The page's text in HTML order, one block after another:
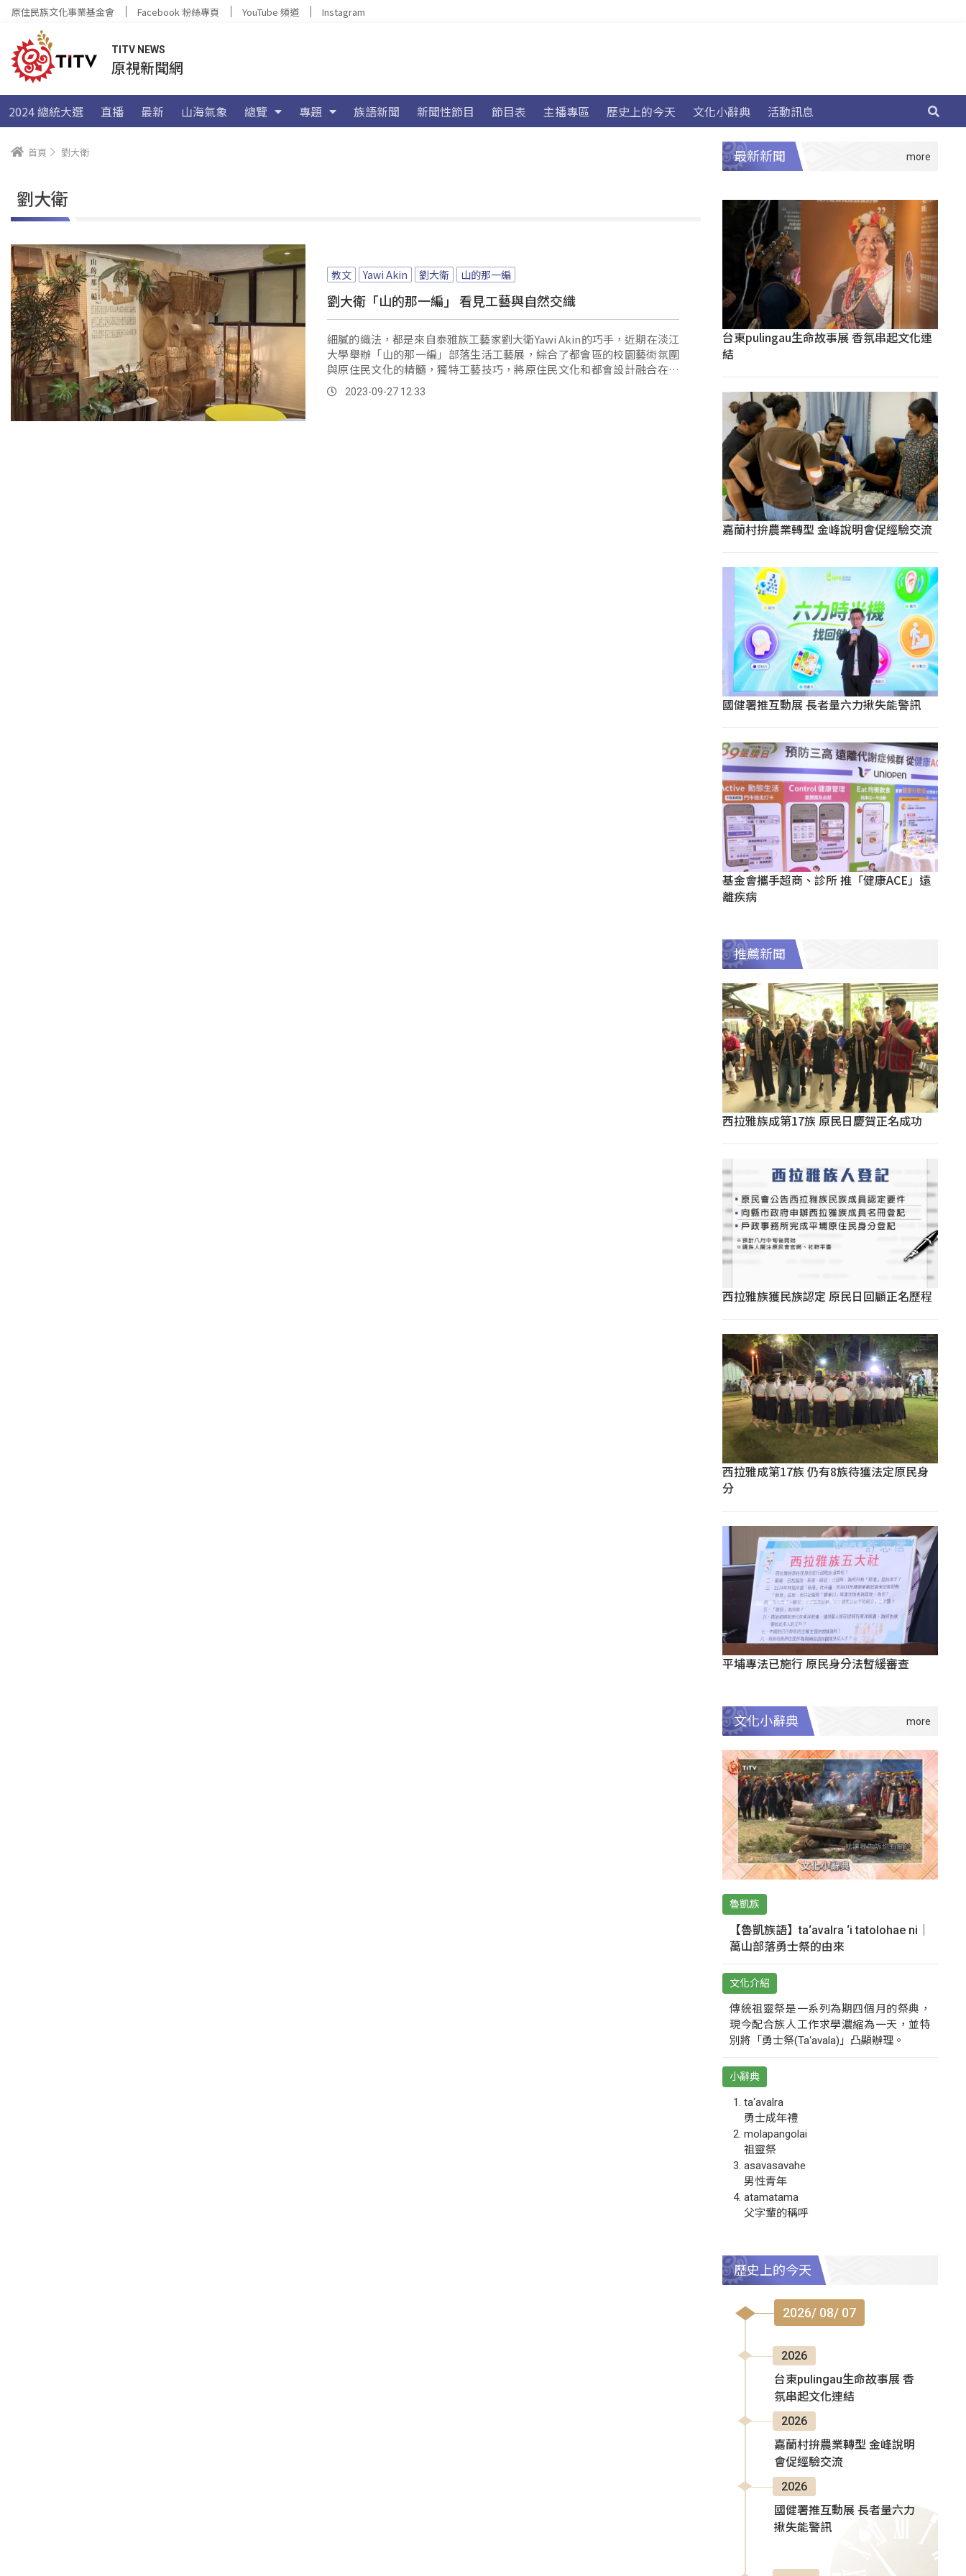
原住民族文化事業基金會 Facebook 粉絲專頁 YouTube 頻道 Instagram
TITV NEWS
原視新聞網
2024 總統大選 直播 最新 山海氣象 總覽 專題 族語新聞 新聞性節目 節目表 主播專區 歷史上的今天 文化小辭典 活動訊息
首頁 劉大衛
劉大衛
教文 Yawi Akin 劉大衛 山的那一編
劉大衛「山的那一編」 看見工藝與自然交織
細膩的織法，都是來自泰雅族工藝家劉大衛Yawi Akin的巧手，近期在淡江
大學舉辦「山的那一編」部落生活工藝展，綜合了都會區的校園藝術氛圍
與原住民文化的精髓，獨特工藝技巧，將原住民文化和都會設計融合在一
起。2023-09-27 12:33
最新新聞
台東pulingau生命故事展 香氛串起文化連
結
嘉蘭村拚農業轉型 金峰說明會促經驗交流
國健署推互動展 長者量六力揪失能警訊
基金會攜手超商、診所 推「健康ACE」遠
離疾病
推薦新聞
西拉雅族成第17族 原民日慶賀正名成功
西拉雅族獲民族認定 原民日回顧正名歷程
西拉雅成第17族 仍有8族待獲法定原民身
分
平埔專法已施行 原民身分法暫緩審查
文化小辭典
魯凱族
【魯凱族語】ta‘avalra ‘i tatolohae ni｜
萬山部落勇士祭的由來
文化介紹
傳統祖靈祭是一系列為期四個月的祭典，
現今配合族人工作求學濃縮為一天，並特
別將「勇士祭(Ta‘avala)」凸顯辦理。
小辭典
ta‘avalra
勇士成年禮
molapangolai
祖靈祭
asavasavahe
男性青年
atamatama
父字輩的稱呼
歷史上的今天
2026/ 08/ 07
2026
台東pulingau生命故事展 香
氛串起文化連結
2026
嘉蘭村拚農業轉型 金峰說明
會促經驗交流
2026
國健署推互動展 長者量六力
揪失能警訊